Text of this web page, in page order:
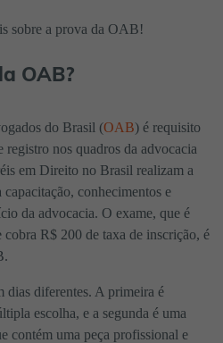
sobre a prova da OAB!
OAB?
do Brasil (OAB) é requisito
registro nos quadros da advocacia
em Direito no Brasil realizam a
conhecimentos e
da advocacia. O exame, que é
cobra R$ 200 de taxa de inscrição, é
dias diferentes. A primeira é
escolha, e a segunda é uma
contém uma peça profissional e